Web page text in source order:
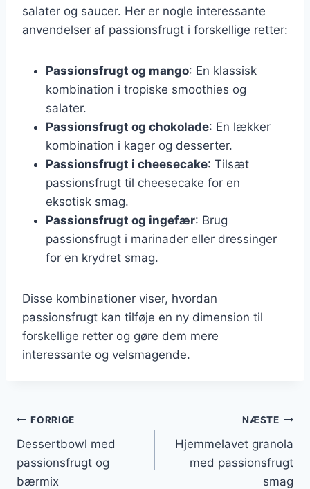
salater og saucer. Her er nogle interessante
anvendelser af passionsfrugt i forskellige retter:
Passionsfrugt og mango: En klassisk
kombination i tropiske smoothies og
salater.
Passionsfrugt og chokolade: En lækker
kombination i kager og desserter.
Passionsfrugt i cheesecake: Tilsæt
passionsfrugt til cheesecake for en
eksotisk smag.
Passionsfrugt og ingefær: Brug
passionsfrugt i marinader eller dressinger
for en krydret smag.
Disse kombinationer viser, hvordan
passionsfrugt kan tilføje en ny dimension til
forskellige retter og gøre dem mere
interessante og velsmagende.
Indlægsnavigation
FORRIGE
Dessertbowl med
passionsfrugt og
bærmix
NÆSTE
Hjemmelavet granola
med passionsfrugt
smag